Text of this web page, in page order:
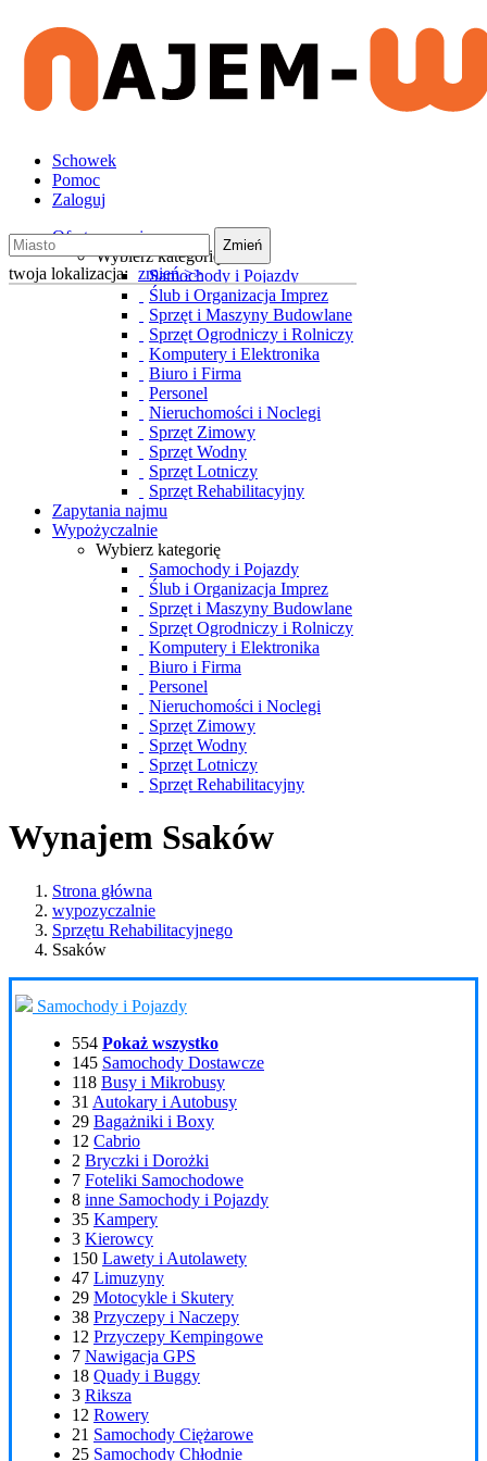
Schowek
Pomoc
Zaloguj
Zmień
twoja lokalizacja: zmień >>
Oferty wynajmu
Wybierz kategorię
Samochody i Pojazdy
Ślub i Organizacja Imprez
Sprzęt i Maszyny Budowlane
Sprzęt Ogrodniczy i Rolniczy
Komputery i Elektronika
Biuro i Firma
Personel
Nieruchomości i Noclegi
Sprzęt Zimowy
Sprzęt Wodny
Sprzęt Lotniczy
Sprzęt Rehabilitacyjny
Zapytania najmu
Wypożyczalnie
Wybierz kategorię
Samochody i Pojazdy
Ślub i Organizacja Imprez
Sprzęt i Maszyny Budowlane
Sprzęt Ogrodniczy i Rolniczy
Komputery i Elektronika
Biuro i Firma
Personel
Nieruchomości i Noclegi
Sprzęt Zimowy
Sprzęt Wodny
Sprzęt Lotniczy
Sprzęt Rehabilitacyjny
Wynajem Ssaków
Strona główna
wypozyczalnie
Sprzętu Rehabilitacyjnego
Ssaków
Samochody i Pojazdy
554 Pokaż wszystko
145 Samochody Dostawcze
118 Busy i Mikrobusy
31 Autokary i Autobusy
29 Bagażniki i Boxy
12 Cabrio
2 Bryczki i Dorożki
7 Foteliki Samochodowe
8 inne Samochody i Pojazdy
35 Kampery
3 Kierowcy
150 Lawety i Autolawety
47 Limuzyny
29 Motocykle i Skutery
38 Przyczepy i Naczepy
12 Przyczepy Kempingowe
7 Nawigacja GPS
18 Quady i Buggy
3 Riksza
12 Rowery
21 Samochody Ciężarowe
25 Samochody Chłodnie